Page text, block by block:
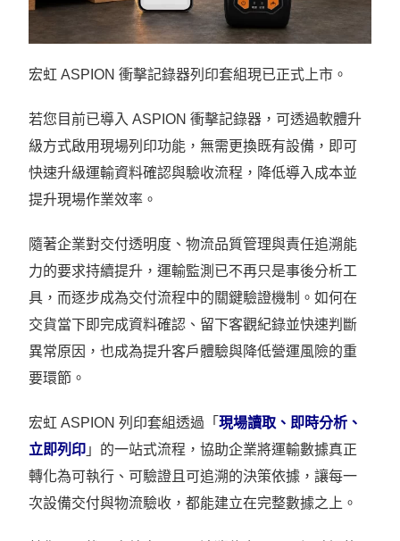
宏虹 ASPION 衝擊記錄器列印套組現已正式上市。
若您目前已導入 ASPION 衝擊記錄器，可透過軟體升
級方式啟用現場列印功能，無需更換既有設備，即可
快速升級運輸資料確認與驗收流程，降低導入成本並
提升現場作業效率。
隨著企業對交付透明度、物流品質管理與責任追溯能
力的要求持續提升，運輸監測已不再只是事後分析工
具，而逐步成為交付流程中的關鍵驗證機制。如何在
交貨當下即完成資料確認、留下客觀紀錄並快速判斷
異常原因，也成為提升客戶體驗與降低營運風險的重
要環節。
宏虹 ASPION 列印套組透過「現場讀取、即時分析、
立即列印 」的一站式流程，協助企業將運輸數據真正
轉化為可執行、可驗證且可追溯的決策依據，讓每一
次設備交付與物流驗收，都能建立在完整數據之上。